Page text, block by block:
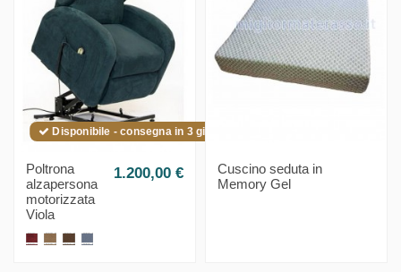
Disponibile - consegna in 3 giorni (isole 4 giorni)
Poltrona
alzapersona
motorizzata
Viola
1.200,00 €
Cuscino seduta in
Memory Gel